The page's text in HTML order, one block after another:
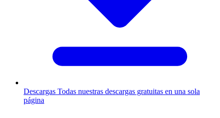
Descargas Todas nuestras descargas gratuitas en una sola
página